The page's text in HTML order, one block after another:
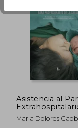
Asistencia al
Profesionales de
Salud
Maria Dolores